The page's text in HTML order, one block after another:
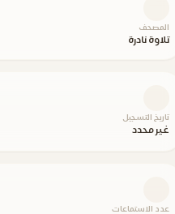
المصحف
تلاوة نادرة
تاريخ التسجيل
غير محدد
عدد الاستماعات